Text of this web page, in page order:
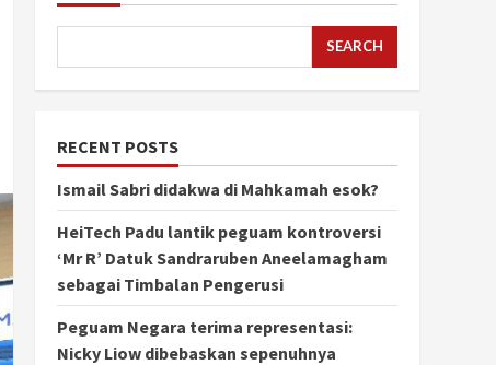
SEARCH
RECENT POSTS
Ismail Sabri didakwa di Mahkamah esok?
HeiTech Padu lantik peguam kontroversi
‘Mr R’ Datuk Sandraruben Aneelamagham
sebagai Timbalan Pengerusi
Peguam Negara terima representasi:
Nicky Liow dibebaskan sepenuhnya